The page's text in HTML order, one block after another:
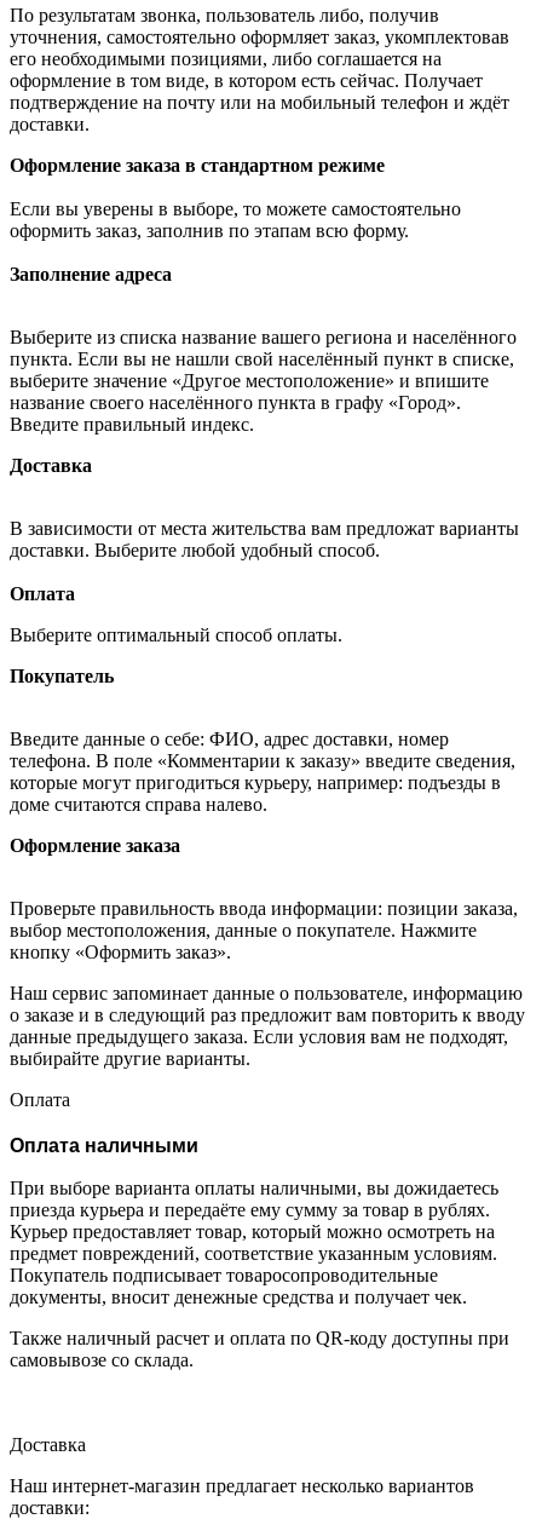
По результатам звонка, пользователь либо, получив
уточнения, самостоятельно оформляет заказ, укомплектовав
его необходимыми позициями, либо соглашается на
оформление в том виде, в котором есть сейчас. Получает
подтверждение на почту или на мобильный телефон и ждёт
доставки.
Оформление заказа в стандартном режиме
Если вы уверены в выборе, то можете самостоятельно
оформить заказ, заполнив по этапам всю форму.
Заполнение адреса
Выберите из списка название вашего региона и населённого
пункта. Если вы не нашли свой населённый пункт в списке,
выберите значение «Другое местоположение» и впишите
название своего населённого пункта в графу «Город».
Введите правильный индекс.
Доставка
В зависимости от места жительства вам предложат варианты
доставки. Выберите любой удобный способ.
Оплата
Выберите оптимальный способ оплаты.
Покупатель
Введите данные о себе: ФИО, адрес доставки, номер
телефона. В поле «Комментарии к заказу» введите сведения,
которые могут пригодиться курьеру, например: подъезды в
доме считаются справа налево.
Оформление заказа
Проверьте правильность ввода информации: позиции заказа,
выбор местоположения, данные о покупателе. Нажмите
кнопку «Оформить заказ».
Наш сервис запоминает данные о пользователе, информацию
о заказе и в следующий раз предложит вам повторить к вводу
данные предыдущего заказа. Если условия вам не подходят,
выбирайте другие варианты.
Оплата
Оплата наличными
При выборе варианта оплаты наличными, вы дожидаетесь
приезда курьера и передаёте ему сумму за товар в рублях.
Курьер предоставляет товар, который можно осмотреть на
предмет повреждений, соответствие указанным условиям.
Покупатель подписывает товаросопроводительные
документы, вносит денежные средства и получает чек.
Также наличный расчет и оплата по QR-коду доступны при
самовывозе со склада.
Доставка
Наш интернет-магазин предлагает несколько вариантов
доставки: